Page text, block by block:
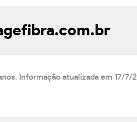
Informação atualizada em 17/7/